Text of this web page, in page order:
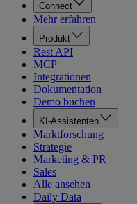
Connect
Mehr erfahren
Produkt
Rest API
MCP
Integrationen
Dokumentation
Demo buchen
KI-Assistenten
Marktforschung
Strategie
Marketing & PR
Sales
Alle ansehen
Daily Data